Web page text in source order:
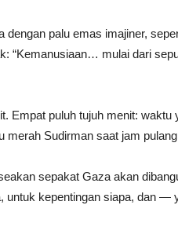
palu emas imajiner,
“Kemanusiaan… mulai dari
Empat puluh tujuh menit:
Sudirman saat jam
sepakat Gaza akan
untuk kepentingan siapa, dan